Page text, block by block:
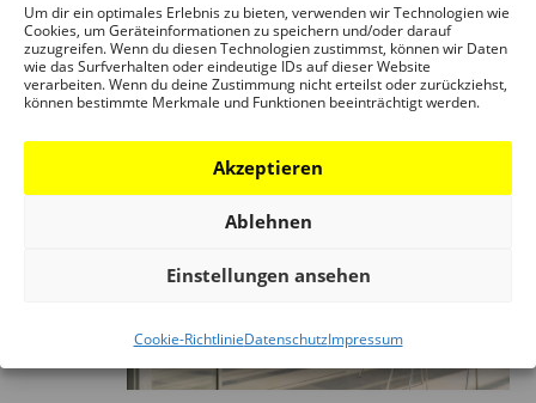
Um dir ein optimales Erlebnis zu bieten, verwenden wir Technologien wie
Cookies, um Geräteinformationen zu speichern und/oder darauf
zuzugreifen. Wenn du diesen Technologien zustimmst, können wir Daten
wie das Surfverhalten oder eindeutige IDs auf dieser Website
verarbeiten. Wenn du deine Zustimmung nicht erteilst oder zurückziehst,
können bestimmte Merkmale und Funktionen beeinträchtigt werden.
Akzeptieren
Ablehnen
Einstellungen ansehen
Cookie-RichtlinieDatenschutzImpressum
Preisverleihung + Ausstellungseröffnung:
DAM Preis 2026 – die 23 besten Bauten
in/aus Deutschland
DAM Schaumainkai